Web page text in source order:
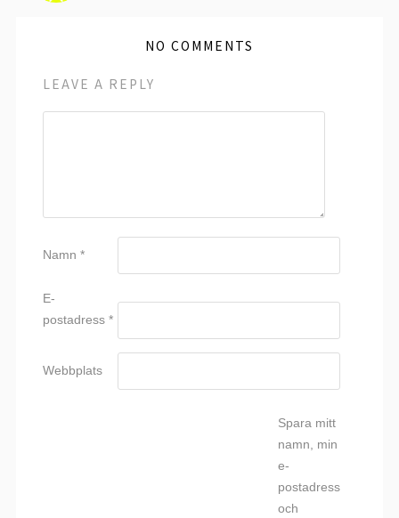
NO COMMENTS
LEAVE A REPLY
Namn *
E-
postadress *
Webbplats
Spara mitt
namn, min
e-
postadress
och